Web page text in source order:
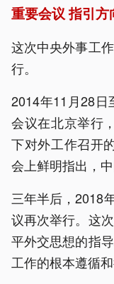
重要会议 指引方
这次中央外事工
行。
2014年11月28日
会议在北京举行
下对外工作召开
会上鲜明指出，
三年半后，2018
议再次举行。这
平外交思想的指
工作的根本遵循和